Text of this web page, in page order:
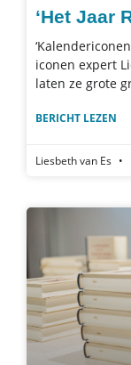
‘Het Jaar
iconen expert
laten ze grote
BERICHT LEZEN
Liesbeth van Es